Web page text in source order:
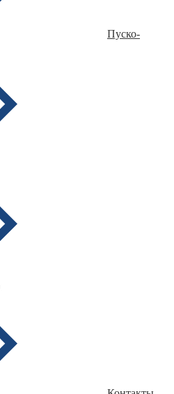
Пуско-